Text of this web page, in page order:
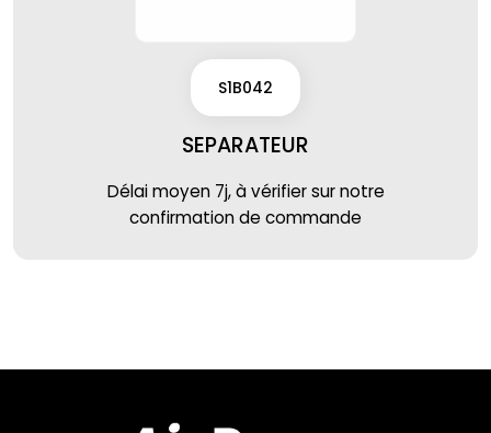
S1B042
SEPARATEUR
Délai moyen 7j, à vérifier sur notre
confirmation de commande